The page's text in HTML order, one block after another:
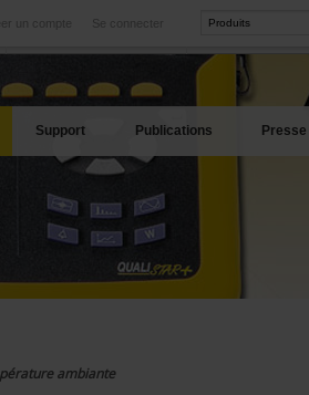
Se connecter
un compte
Nos meilleures offres
Support Publications Presse
ambiante